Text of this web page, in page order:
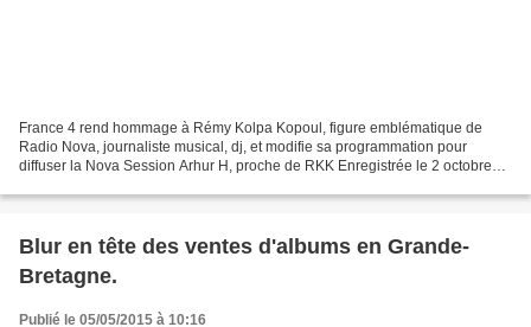
France 4 rend hommage à Rémy Kolpa Kopoul, figure emblématique de
Radio Nova, journaliste musical, dj, et modifie sa programmation pour
diffuser la Nova Session Arhur H, proche de RKK Enregistrée le 2 octobre
Blur en tête des ventes d'albums en Grande-
Bretagne.
Publié le 05/05/2015 à 10:16